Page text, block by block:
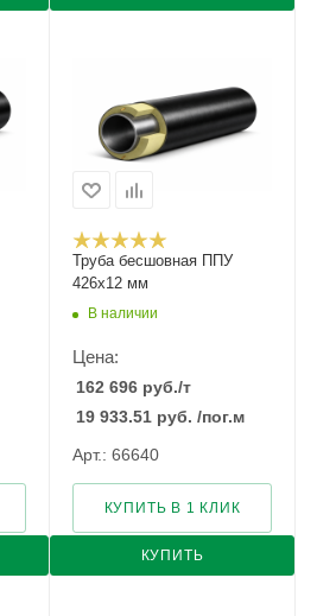
Труба бесшовная ППУ
426х12 мм
В наличии
Цена:
162 696 руб./т
19 933.51 руб. /пог.м
Арт.: 66640
КУПИТЬ
КУПИТЬ В 1 КЛИК